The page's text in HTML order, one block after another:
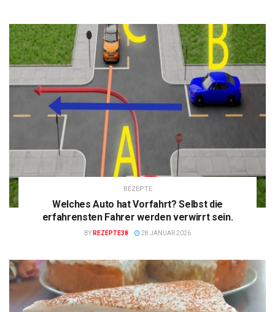
REZEPTE
Welches Auto hat Vorfahrt? Selbst die
erfahrensten Fahrer werden verwirrt sein.
BY REZEPTE38 28 JANUAR 2026